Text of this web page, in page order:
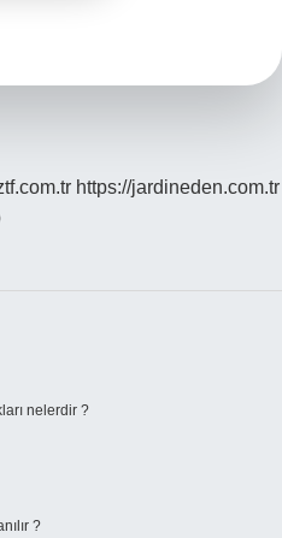
https://jardineden.com.tr
nelerdir ?
?